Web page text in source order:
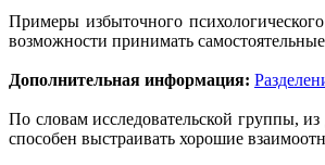
Примеры избыточного
возможности принимать
Дополнительная информация:
По словам исследовательской группы,
способен выстраивать хорошие